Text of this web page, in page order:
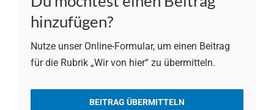
hinzufügen?
Nutze unser Online-Formular, um einen Beitrag
für die Rubrik „Wir von hier“ zu übermitteln.
BEITRAG ÜBERMITTELN